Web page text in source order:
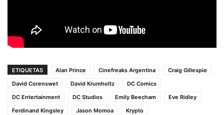
ETIQUETAS Alan Prince Cinefreaks Argentina
Craig Gillespie
David Corenswet
David Krumholtz
DC Comics
DC Entertainment
DC Studios Emily Beecham
Eve Ridley
Ferdinand Kingsley
Jason Momoa
Krypto